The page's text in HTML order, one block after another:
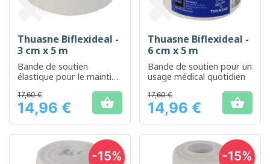
Thuasne Biflexideal -
3 cm x 5 m
Bande de soutien
élastique pour le maintien
muscles
Prix
17,60 €
14,96 € 
Thuasne Biflexideal -
6 cm x 5 m
Bande de soutien pour un
usage médical quotidien
Prix
17,60 €
14,96 € 
-15% -15%